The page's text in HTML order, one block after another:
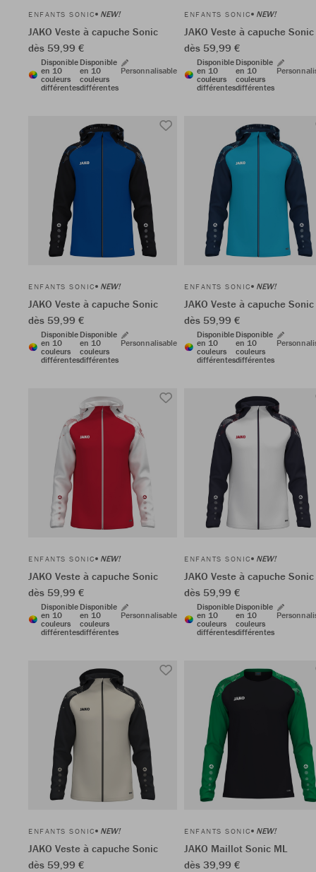
ENFANTS SONIC NEW!
JAKO Veste à capuche Sonic
dès 59,99 €
Disponible
en 10
couleurs
différentes
Disponible
en 10
couleurs
différentes
Personnalisable
ENFANTS SONIC NEW!
JAKO Veste à capuche Sonic
dès 59,99 €
Disponible
en 10
couleurs
différentes
Disponible
en 10
couleurs
différentes
ENFANTS SONIC NEW!
JAKO Veste à capuche Sonic
dès 59,99 €
Disponible
en 10
couleurs
différentes
Disponible
en 10
couleurs
différentes
Personnalisable
ENFANTS SONIC NEW!
JAKO Veste à capuche Sonic
dès 59,99 €
Disponible
en 10
couleurs
différentes
Disponible
en 10
couleurs
différentes
ENFANTS SONIC NEW!
JAKO Veste à capuche Sonic
dès 59,99 €
Disponible
en 10
couleurs
différentes
Disponible
en 10
couleurs
différentes
Personnalisable
ENFANTS SONIC NEW!
JAKO Veste à capuche Sonic
dès 59,99 €
Disponible
en 10
couleurs
différentes
Disponible
en 10
couleurs
différentes
ENFANTS SONIC NEW!
JAKO Veste à capuche Sonic
dès 59,99 €
ENFANTS SONIC NEW!
JAKO Maillot Sonic ML
dès 39,99 €